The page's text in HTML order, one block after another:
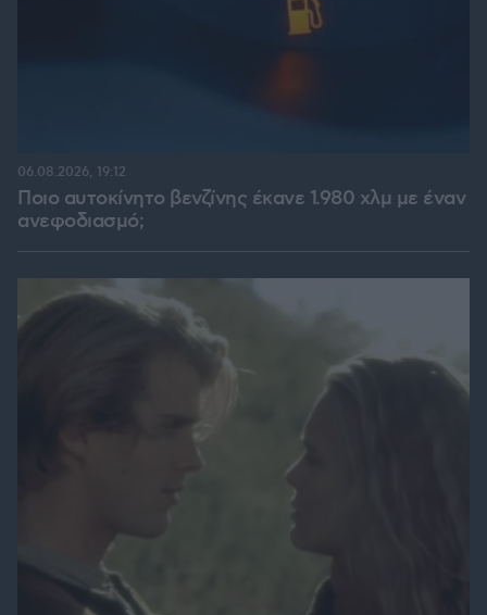
Ποιο αυτοκίνητο βενζίνης έκανε 1.980 χλμ με έναν
ανεφοδιασμό;
06.08.2026, 19:12